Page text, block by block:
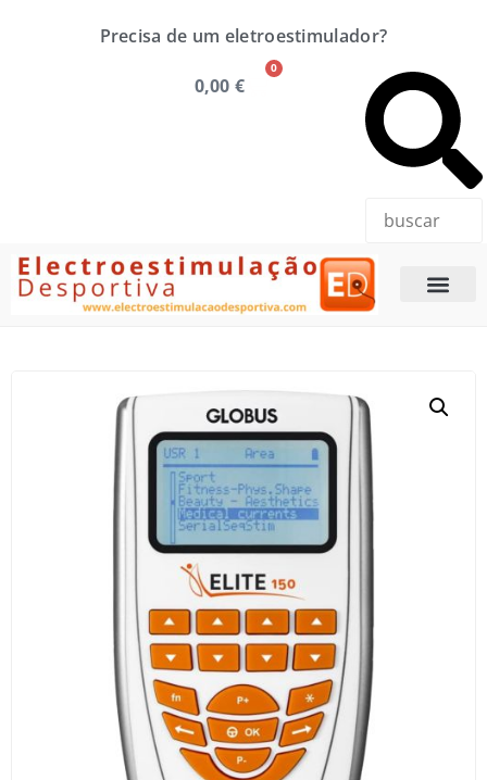
Precisa de um eletroestimulador?
0,00€
0